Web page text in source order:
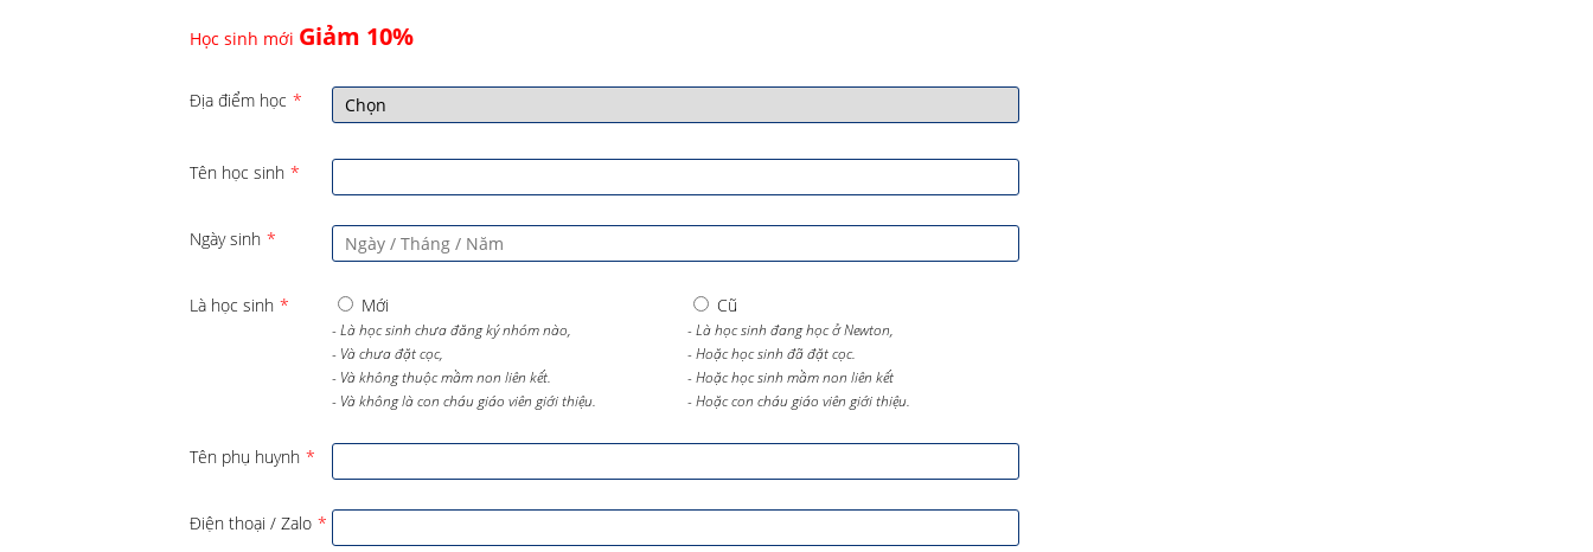
Học sinh mới Giảm 10%
Địa điểm học *
Tên học sinh *
Ngày sinh *
Là học sinh * Mới
- Là học sinh chưa đăng ký nhóm nào,
- Và chưa đặt cọc,
- Và không thuộc mầm non liên kết.
- Và không là con cháu giáo viên giới thiệu.
Cũ
- Là học sinh đang học ở Newton,
- Hoặc học sinh đã đặt cọc.
- Hoặc học sinh mầm non liên kết
- Hoặc con cháu giáo viên giới thiệu.
Tên phụ huynh *
Điện thoại / Zalo *